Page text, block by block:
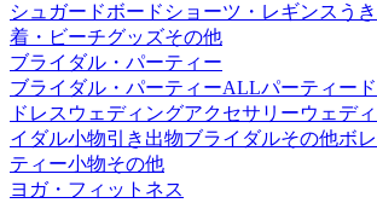
シュガードボードショーツ・レギンス う
着・ビーチグッズその他
ブライダル・パーティー
ブライダル・パーティーALLパーティー
ドレス ウェディングアクセサリーウェデ
イダル小物引き出物ブライダルその他ボ
ティー小物その他
ヨガ・フィットネス